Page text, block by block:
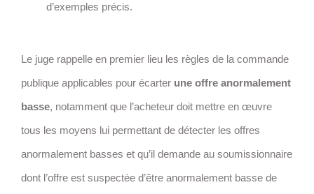
d’exemples précis.
Le juge rappelle en premier lieu les règles de la commande
publique applicables pour écarter une offre anormalement
basse, notamment que l’acheteur doit mettre en œuvre
tous les moyens lui permettant de détecter les offres
anormalement basses et qu’il demande au soumissionnaire
dont l’offre est suspectée d’être anormalement basse de